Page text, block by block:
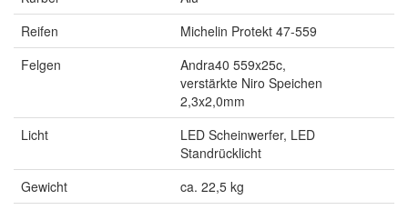
Reifen
Michelin Protekt 47-559
Felgen
Andra40 559x25c,
verstärkte Niro Speichen
2,3x2,0mm
Licht
LED Scheinwerfer, LED
Standrücklicht
Gewicht
ca. 22,5 kg